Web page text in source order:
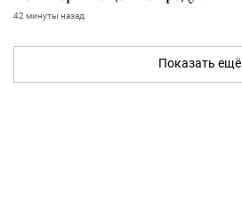
42 минуты назад
Показать ещё